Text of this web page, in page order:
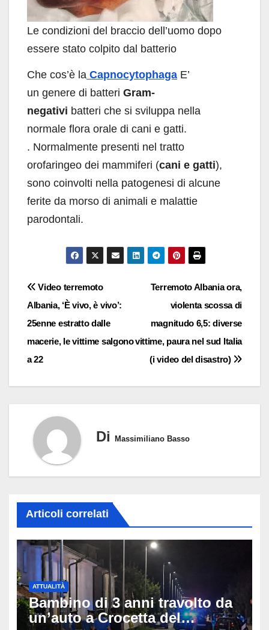
Le condizioni del braccio dell’uomo dopo
essere stato colpito dal batterio
Che cos’è la Capnocytophaga E’
un genere di batteri Gram-
negativi batteri che si sviluppa nella
normale flora orale di cani e gatti.
. Normalmente presenti nel tratto
orofaringeo dei mammiferi (cani e gatti),
sono coinvolti nella patogenesi di alcune
ferite da morso di animali e malattie
parodontali.
Navigazione
articoli
Terremoto Albania ora,
violenta scossa di
magnitudo 6,5: diverse
vittime, paura nel sud Italia
(i video del disastro)
Video terremoto
Albania, ‘È vivo, è vivo’:
25enne estratto dalle
macerie, le vittime salgono
a 22
Di Massimiliano Basso
Articoli correlati
ATTUALITÀ
Bambino di 3 anni travolto da
un’auto a Crocetta del